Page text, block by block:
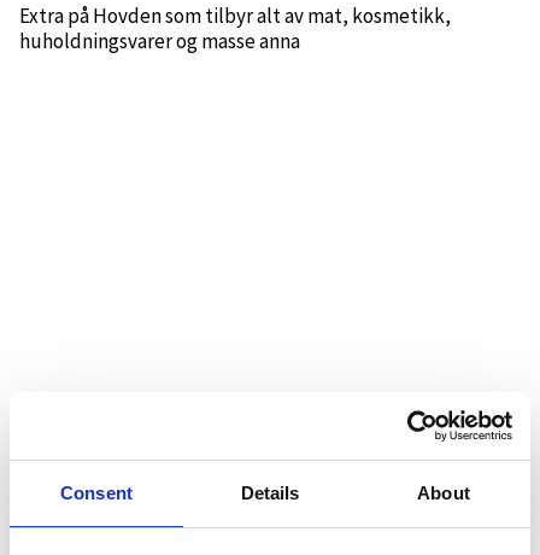
Consent Details About
Extra på Hovden som tilbyr alt av mat, kosmetikk,
huholdningsvarer og masse anna
Kiwi